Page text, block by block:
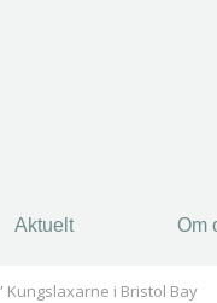
Aktuelt Om
Kungslaxarne i Bristol Bay